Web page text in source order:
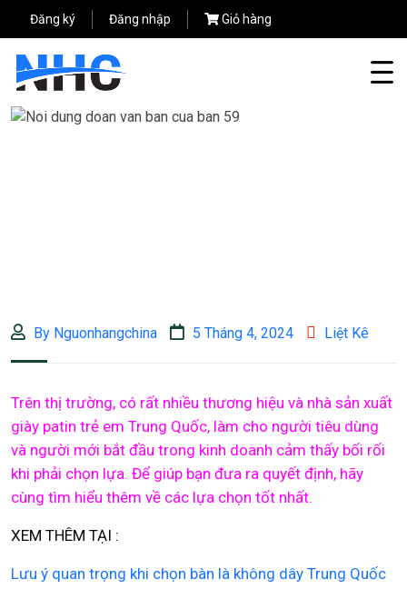
Đăng ký Đăng nhập Giỏ hàng
By Nguonhangchina 5 Tháng 4, 2024 Liệt Kê
Trên thị trường, có rất nhiều thương hiệu và nhà sản xuất
giày patin trẻ em Trung Quốc, làm cho người tiêu dùng
và người mới bắt đầu trong kinh doanh cảm thấy bối rối
khi phải chọn lựa. Để giúp bạn đưa ra quyết định, hãy
cùng tìm hiểu thêm về các lựa chọn tốt nhất.
XEM THÊM TẠI :
Lưu ý quan trọng khi chọn bàn là không dây Trung Quốc